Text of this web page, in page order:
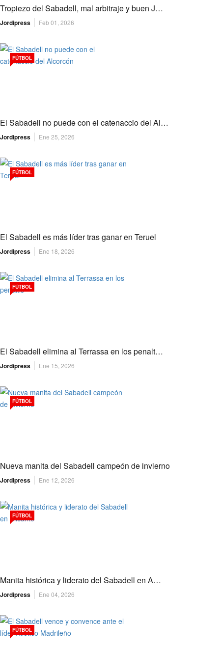
Tropiezo del Sabadell, mal arbitraje y buen J…
Jordipress Feb 01, 2026
El Sabadell no puede con el catenaccio del Al…
Jordipress Ene 25, 2026
FÚTBOL
El Sabadell es más líder tras ganar en Teruel
Jordipress Ene 18, 2026
FÚTBOL
El Sabadell elimina al Terrassa en los penalt…
Jordipress Ene 15, 2026
FÚTBOL
Nueva manita del Sabadell campeón de invierno
Jordipress Ene 12, 2026
FÚTBOL
Manita histórica y liderato del Sabadell en A…
Jordipress Ene 04, 2026
FÚTBOL
FÚTBOL